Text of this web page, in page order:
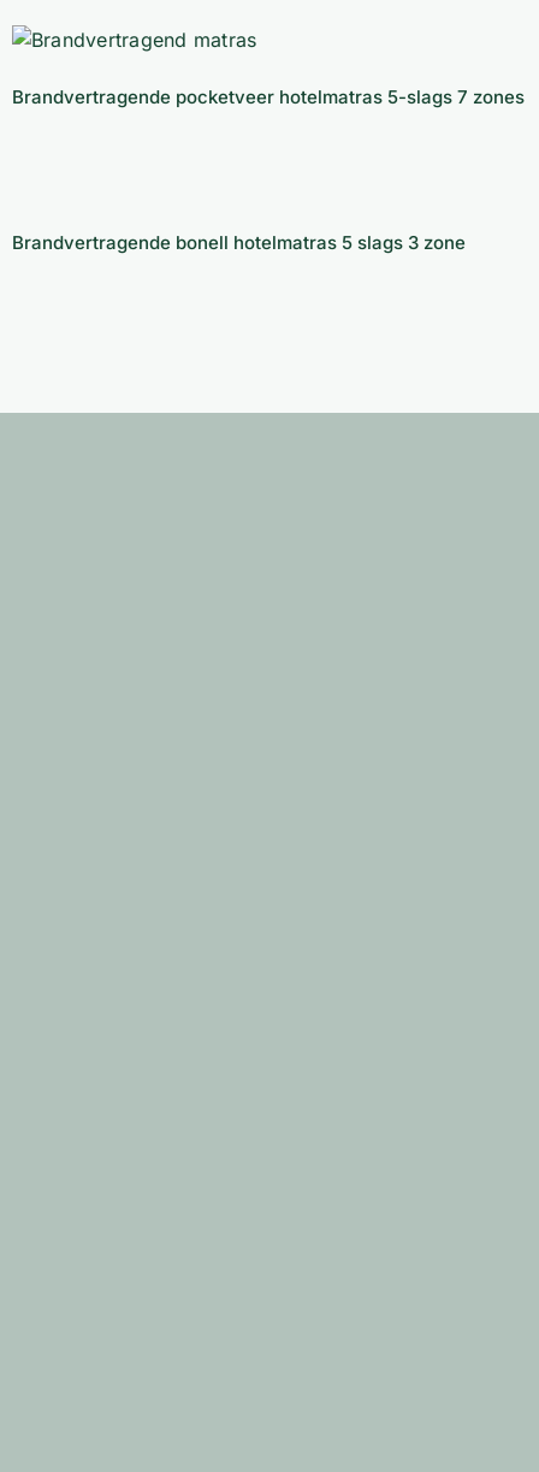
Brandvertragende pocketveer hotelmatras
5-slags 7 zones
Brandvertragende pocketveer hotelmatras 5-slags 7 zones
Brandvertragende bonell hotelmatras 5 slags 3 zone